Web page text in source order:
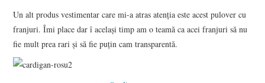
Un alt produs vestimentar care mi-a atras atenția este acest pulover cu
franjuri. Îmi place dar î același timp am o teamă ca acei franjuri să nu
fie mult prea rari și să fie puțin cam transparentă.